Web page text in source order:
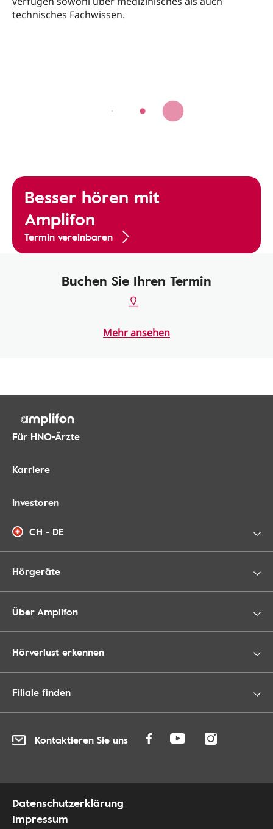
technisches Fachwissen.
Besser hören mit
Amplifon
Termin vereinbaren
Buchen Sie Ihren Termin
Mehr ansehen
Für HNO-Ärzte
Karriere
Investoren
CH - DE
Hörgeräte
Über Amplifon
Hörverlust erkennen
Filiale finden
Kontaktieren Sie uns
Datenschutzerklärung
Impressum